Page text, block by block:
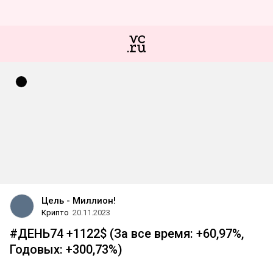
Цель - Миллион!
Крипто 20.11.2023
#ДЕНЬ74 +1122$ (За все время: +60,97%,
Годовых: +300,73%)